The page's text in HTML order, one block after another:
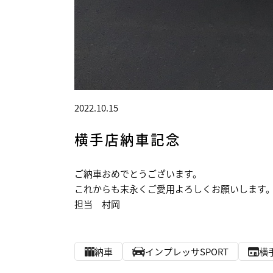
2022.10.15
横手店納車記念
ご納車おめでとうございます。
これからも末永くご愛用よろしくお願いします
担当 村岡
納車 インプレッサSPORT 横